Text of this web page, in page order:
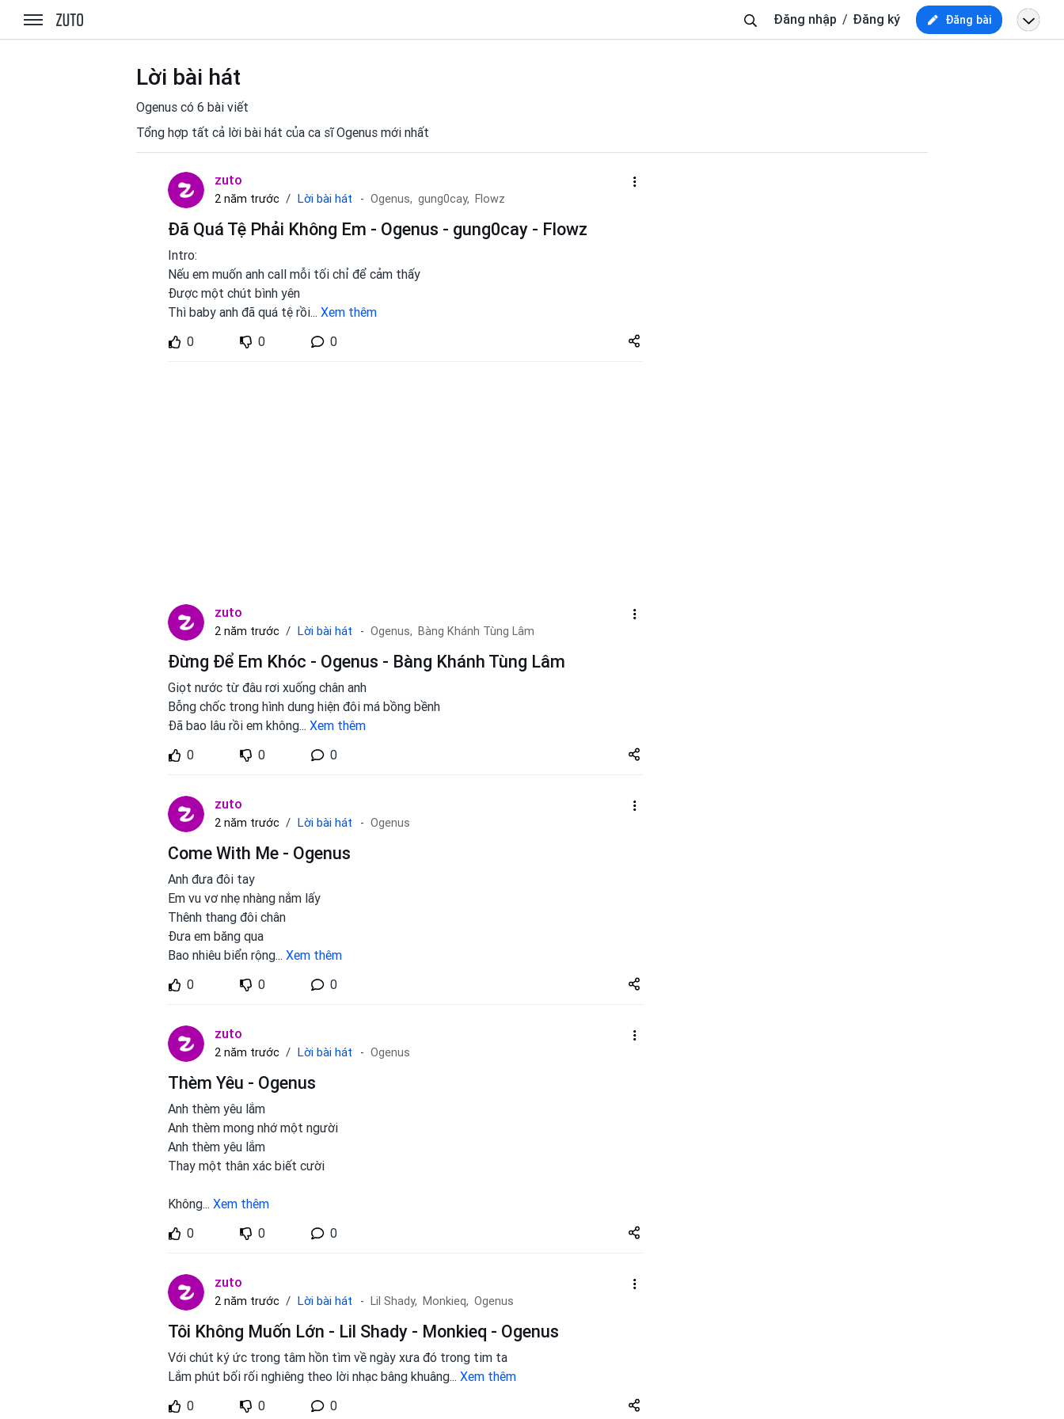
zuto.vn
kiếm
Đăng nhập Đăng ký Đăng bài
Lời bài hát
Ogenus có 6 bài viết
Tổng hợp tất cả lời bài hát của ca sĩ Ogenus mới nhất
zuto
2 năm trước Lời bài hát Ogenus, gung0cay, Flowz
Đã Quá Tệ Phải Không Em - Ogenus - gung0cay - Flowz
Intro:
Nếu em muốn anh call mỗi tối chỉ để cảm thấy
Được một chút bình yên
Thì baby anh đã quá tệ rồi... Xem thêm
0
0 0
Share
zuto.vn
zuto
2 năm trước Lời bài hát Ogenus, Bàng Khánh Tùng Lâm
Đừng Để Em Khóc - Ogenus - Bàng Khánh Tùng Lâm
Giọt nước từ đâu rơi xuống chân anh
Bỗng chốc trong hình dung hiện đôi má bồng bềnh
Đã bao lâu rồi em không... Xem thêm
0
0 0
Share
zuto.vn
zuto
2 năm trước Lời bài hát Ogenus
Come With Me - Ogenus
Anh đưa đôi tay
Em vu vơ nhẹ nhàng nắm lấy
Thênh thang đôi chân
Đưa em băng qua
Bao nhiêu biển rộng... Xem thêm
0
0 0
Share
zuto.vn
zuto
2 năm trước Lời bài hát Ogenus
Thèm Yêu - Ogenus
Anh thèm yêu lắm
Anh thèm mong nhớ một người
Anh thèm yêu lắm
Thay một thân xác biết cười
Không... Xem thêm
0
0 0
Share
zuto.vn
zuto
2 năm trước Lời bài hát Lil Shady, Monkieq, Ogenus
Tôi Không Muốn Lớn - Lil Shady - Monkieq - Ogenus
Với chút ký ức trong tâm hồn tìm về ngày xưa đó trong tim ta
Lắm phút bối rối nghiêng theo lời nhạc bâng khuâng... Xem thêm
0
0 0
Share
zuto.vn